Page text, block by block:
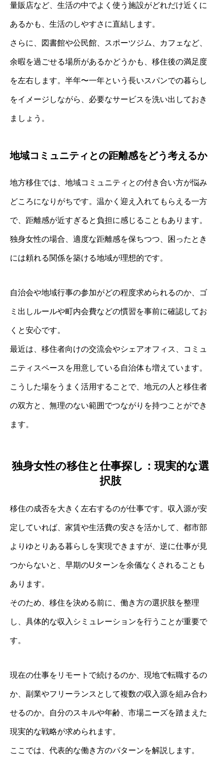
量販店など、生活の中でよく使う施設がどれだけ近くに
あるかも、生活のしやすさに直結します。
さらに、図書館や公民館、スポーツジム、カフェなど、
余暇を過ごせる場所があるかどうかも、移住後の満足度
を左右します。半年〜一年という長いスパンでの暮らし
をイメージしながら、必要なサービスを洗い出しておき
ましょう。
地域コミュニティとの距離感をどう考えるか
地方移住では、地域コミュニティとの付き合い方が悩み
どころになりがちです。温かく迎え入れてもらえる一方
で、距離感が近すぎると負担に感じることもあります。
独身女性の場合、適度な距離感を保ちつつ、困ったとき
には頼れる関係を築ける地域が理想的です。
自治会や地域行事の参加がどの程度求められるのか、ゴ
ミ出しルールや町内会費などの慣習を事前に確認してお
くと安心です。
最近は、移住者向けの交流会やシェアオフィス、コミュ
ニティスペースを用意している自治体も増えています。
こうした場をうまく活用することで、地元の人と移住者
の双方と、無理のない範囲でつながりを持つことができ
ます。
独身女性の移住と仕事探し：現実的な選
択肢
移住の成否を大きく左右するのが仕事です。収入源が安
定していれば、家賃や生活費の安さを活かして、都市部
よりゆとりある暮らしを実現できますが、逆に仕事が見
つからないと、早期のUターンを余儀なくされることも
あります。
そのため、移住を決める前に、働き方の選択肢を整理
し、具体的な収入シミュレーションを行うことが重要で
す。
現在の仕事をリモートで続けるのか、現地で転職するの
か、副業やフリーランスとして複数の収入源を組み合わ
せるのか。自分のスキルや年齢、市場ニーズを踏まえた
現実的な戦略が求められます。
ここでは、代表的な働き方のパターンを解説します。